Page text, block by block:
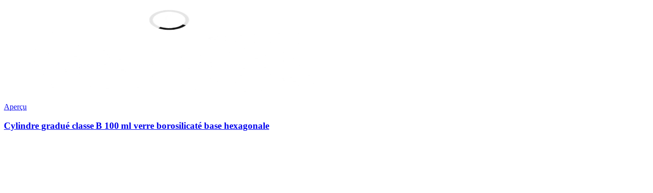
Aperçu
Cylindre gradué classe B 100 ml verre borosilicaté base hexagonale